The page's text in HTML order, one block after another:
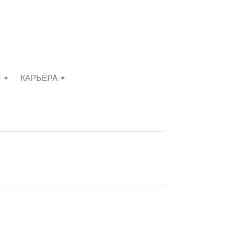
КАРЬЕРА